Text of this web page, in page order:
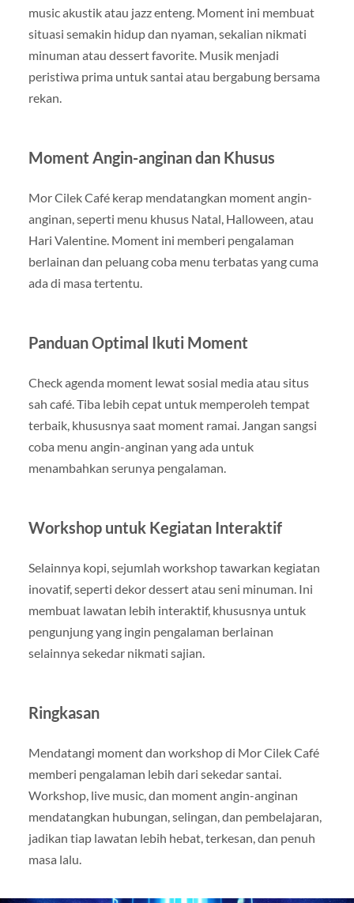
music akustik atau jazz enteng. Moment ini membuat
situasi semakin hidup dan nyaman, sekalian nikmati
minuman atau dessert favorite. Musik menjadi
peristiwa prima untuk santai atau bergabung bersama
rekan.
Moment Angin-anginan dan Khusus
Mor Cilek Café kerap mendatangkan moment angin-
anginan, seperti menu khusus Natal, Halloween, atau
Hari Valentine. Moment ini memberi pengalaman
berlainan dan peluang coba menu terbatas yang cuma
ada di masa tertentu.
Panduan Optimal Ikuti Moment
Check agenda moment lewat sosial media atau situs
sah café. Tiba lebih cepat untuk memperoleh tempat
terbaik, khususnya saat moment ramai. Jangan sangsi
coba menu angin-anginan yang ada untuk
menambahkan serunya pengalaman.
Workshop untuk Kegiatan Interaktif
Selainnya kopi, sejumlah workshop tawarkan kegiatan
inovatif, seperti dekor dessert atau seni minuman. Ini
membuat lawatan lebih interaktif, khususnya untuk
pengunjung yang ingin pengalaman berlainan
selainnya sekedar nikmati sajian.
Ringkasan
Mendatangi moment dan workshop di Mor Cilek Café
memberi pengalaman lebih dari sekedar santai.
Workshop, live music, dan moment angin-anginan
mendatangkan hubungan, selingan, dan pembelajaran,
jadikan tiap lawatan lebih hebat, terkesan, dan penuh
masa lalu.